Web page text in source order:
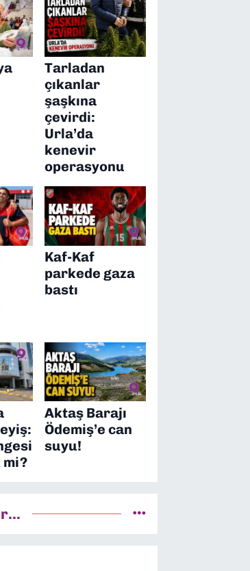
Tarladan
çıkanlar
şaşkına
çevirdi:
Urla’da
kenevir
operasyonu
Kaf-Kaf
parkede gaza
bastı
mi?
Aktaş Barajı
Ödemiş’e can
suyu!